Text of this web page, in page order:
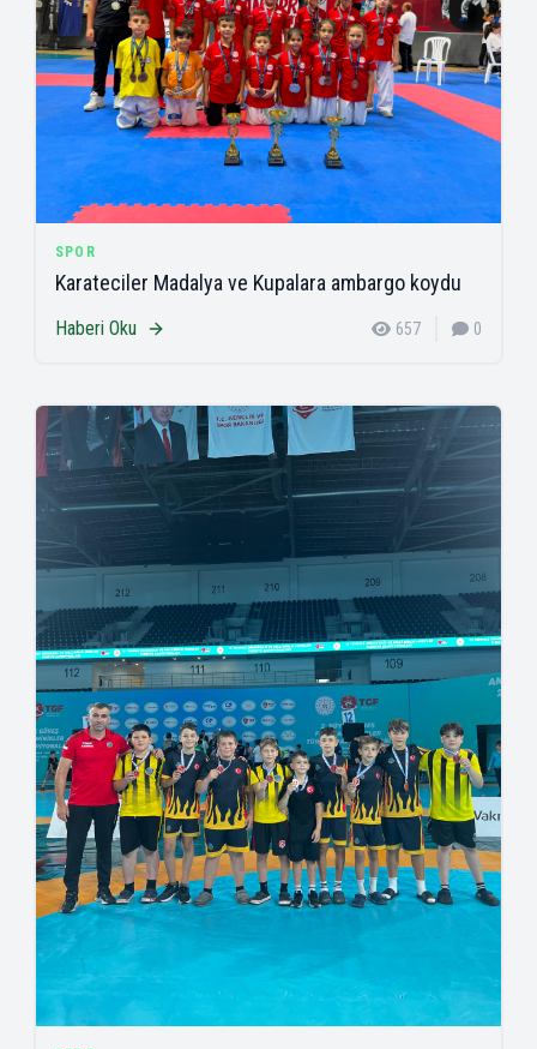
SPOR
Karateciler Madalya ve Kupalara ambargo koydu
Haberi Oku 657 0